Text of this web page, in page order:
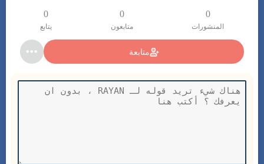
0
المنشورات
0
متابعون
0
يتابع
متابعة